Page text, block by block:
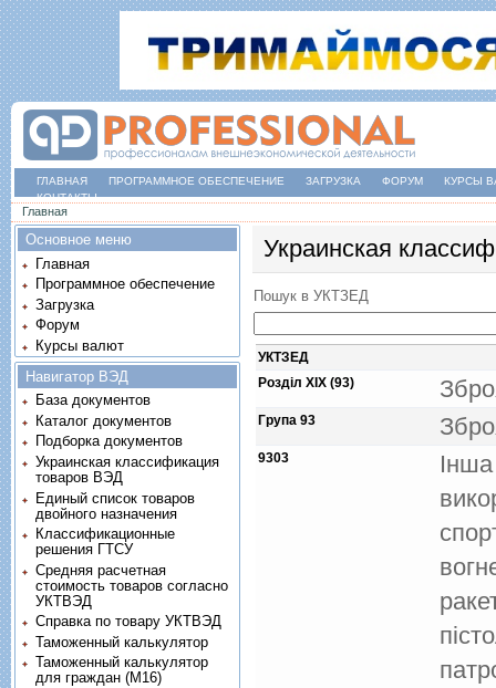
ГЛАВНАЯ ПРОГРАММНОЕ ОБЕСПЕЧЕНИЕ ЗАГРУЗКА ФОРУМ
КУРСЫ
КОНТАКТЫ
Вы здесь
Главная
Украинская
Пошук в УКТЗЕД
УКТЗЕД
Розділ XIX (93)
Група 93
9303
Iнша
Основное меню
Главная
Программное обеспечение
Загрузка
Форум
Курсы валют
Навигатор ВЭД
База документов
Каталог документов
Подборка документов
Украинская классификация
товаров ВЭД
Единый список товаров
двойного назначения
Классификационные
решения ГТСУ
Средняя расчетная
стоимость товаров согласно
УКТВЭД
Справка по товару УКТВЭД
Таможенный калькулятор
Таможенный калькулятор
для граждан (M16)